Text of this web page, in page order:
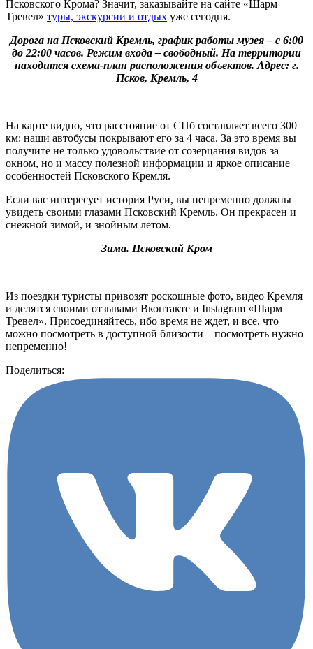
Псковского Крома? Значит, заказывайте на сайте «Шарм
Тревел» туры, экскурсии и отдых уже сегодня.
Дорога на Псковский Кремль, график работы музея – с 6:00
до 22:00 часов. Режим входа – свободный. На территории
находится схема-план расположения объектов. Адрес: г.
Псков, Кремль, 4
На карте видно, что расстояние от СПб составляет всего 300
км: наши автобусы покрывают его за 4 часа. За это время вы
получите не только удовольствие от созерцания видов за
окном, но и массу полезной информации и яркое описание
особенностей Псковского Кремля.
Если вас интересует история Руси, вы непременно должны
увидеть своими глазами Псковский Кремль. Он прекрасен и
снежной зимой, и знойным летом.
Зима. Псковский Кром
Из поездки туристы привозят роскошные фото, видео Кремля
и делятся своими отзывами Вконтакте и Instagram «Шарм
Тревел». Присоединяйтесь, ибо время не ждет, и все, что
можно посмотреть в доступной близости – посмотреть нужно
непременно!
Поделиться: